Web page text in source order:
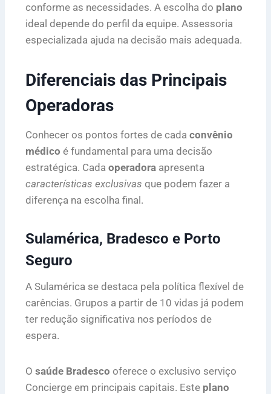
conforme as necessidades. A escolha do plano
ideal depende do perfil da equipe. Assessoria
especializada ajuda na decisão mais adequada.
Diferenciais das Principais
Operadoras
Conhecer os pontos fortes de cada convênio
médico é fundamental para uma decisão
estratégica. Cada operadora apresenta
características exclusivas que podem fazer a
diferença na escolha final.
Sulamérica, Bradesco e Porto
Seguro
A Sulamérica se destaca pela política flexível de
carências. Grupos a partir de 10 vidas já podem
ter redução significativa nos períodos de
espera.
O saúde Bradesco oferece o exclusivo serviço
Concierge em principais capitais. Este plano